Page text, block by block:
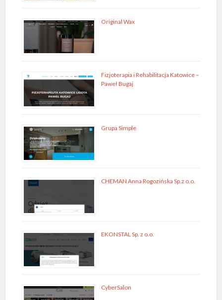
Original Wax
Fizjoterapia i Rehabilitacja Katowice –
Paweł Bugaj
Grupa Simple
CHEMAN Anna Rogozińska Sp.z o.o.
EKONSTAL Sp. z o.o.
CyberSalon